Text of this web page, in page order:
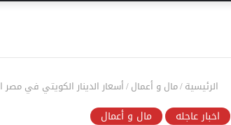
الرئيسية/مال و أعمال/أسعار الدينار الكويتي في مصر اليوم
اخبار عاجله مال و أعمال